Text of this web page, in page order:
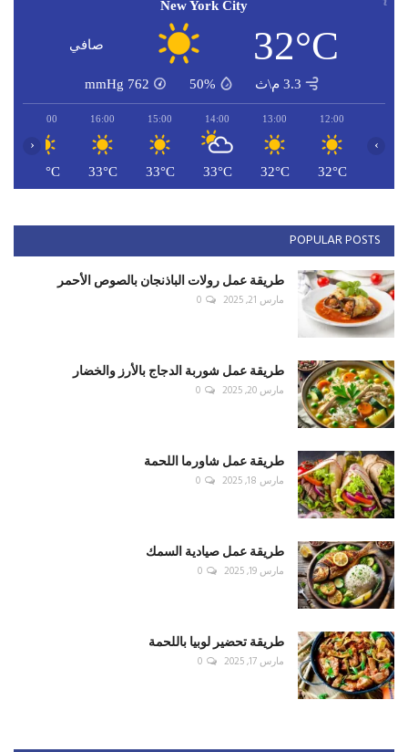
New York City
32°C صافي
3.3 م\ث 50%
762
mmHg
12:00
32°C
13:00
32°C
14:00
33°C
15:00
33°C
16:00
33°C
17:00
33°C
‹ ›
POPULAR POSTS
طريقة عمل رولات الباذنجان بالصوص الأحمر
مارس 21, 2025 0
طريقة عمل شوربة الدجاج بالأرز والخضار
مارس 20, 2025 0
طريقة عمل شاورما اللحمة
مارس 18, 2025 0
طريقة عمل صيادية السمك
مارس 19, 2025 0
طريقة تحضير لوبيا باللحمة
مارس 17, 2025 0